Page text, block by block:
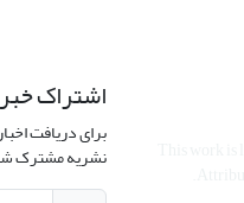
اشتراک
برای دریافت
نشریه مشترک